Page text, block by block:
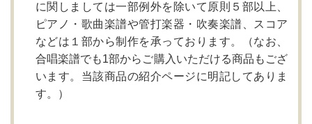
に関しましては一部例外を除いて原則５部以上、
ピアノ・歌曲楽譜や管打楽器・吹奏楽譜、スコア
などは１部から制作を承っております。（なお、
合唱楽譜でも1部からご購入いただける商品もござ
います。当該商品の紹介ページに明記してありま
す。）